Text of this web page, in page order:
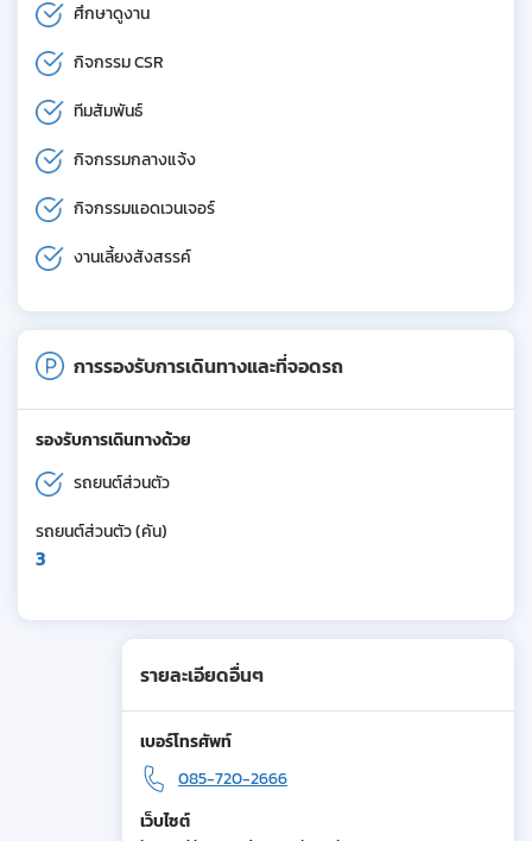
ศึกษาดูงาน
กิจกรรม CSR
ทีมสัมพันธ์
กิจกรรมกลางแจ้ง
กิจกรรมแอดเวนเจอร์
งานเลี้ยงสังสรรค์
การรองรับการเดินทางและที่จอดรถ
รองรับการเดินทางด้วย
รถยนต์ส่วนตัว
รถยนต์ส่วนตัว (คัน)
3
รายละเอียดอื่นๆ
เบอร์โทรศัพท์
085-720-2666
เว็บไซต์